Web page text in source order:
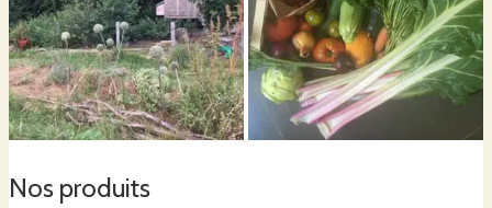
La ferme est située àBondues, près du pavé des Bois blancs. Dans un écrin
de verdure où j'ai à cœur de replanter des arbres et protéger la faune et la
flore sauvages.
Je cultive sur 2500 m2 pour l'instant, à terme, la ferme sera sur 2 hectares,
avec un verger entretenu par mes deux brebis.
Nos produits